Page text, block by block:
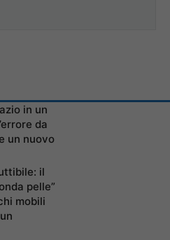
in un
da
un nuovo
il
pelle”
mobili